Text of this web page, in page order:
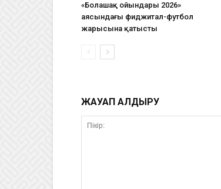
«Болашақ ойындары 2026»
аясындағы фиджитал-футбол
жарысына қатысты
ЖАУАП ҚАЛДЫРУ